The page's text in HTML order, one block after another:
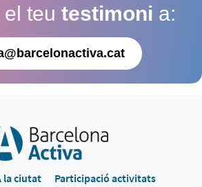
teu testimoni a:
la ciutat
Participació activitats